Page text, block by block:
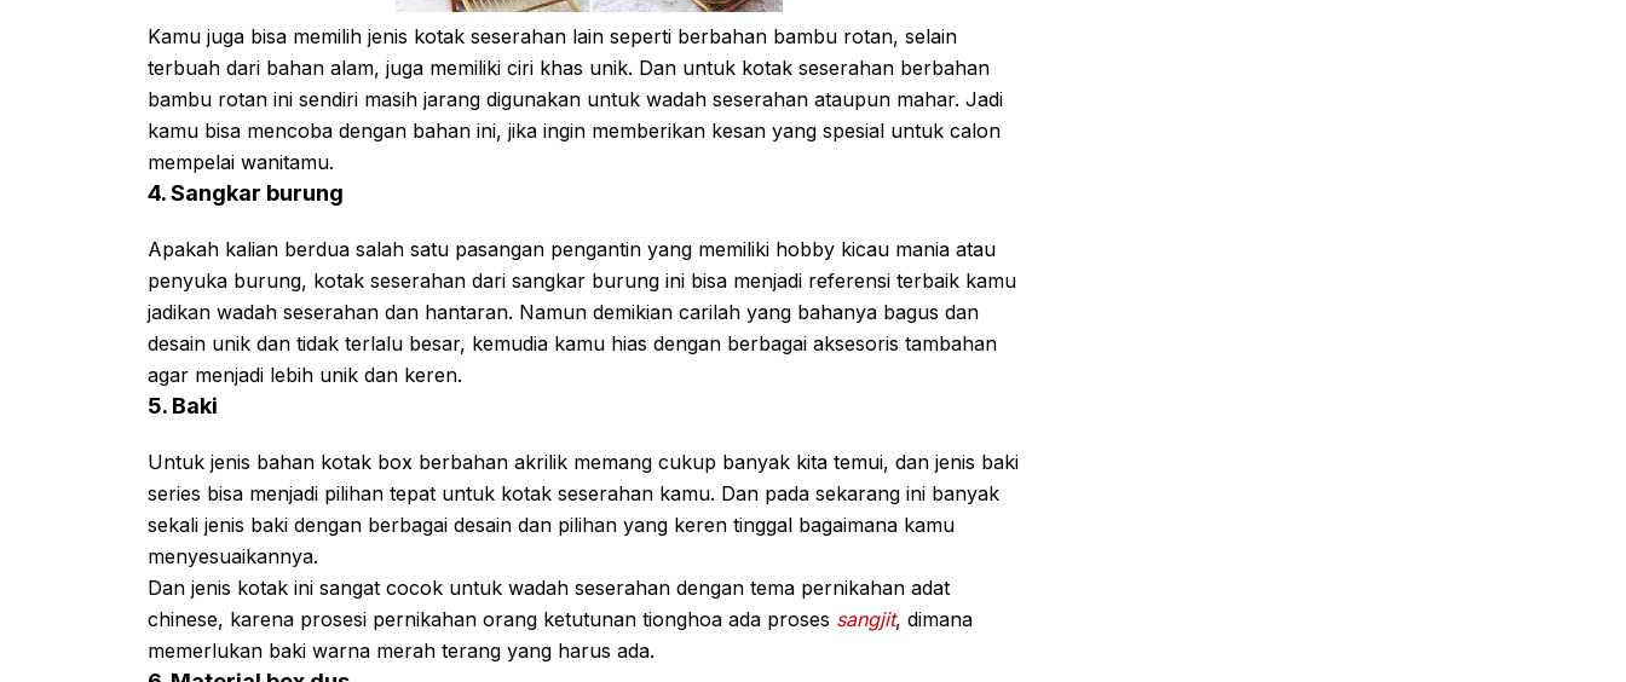
Kamu juga bisa memilih jenis kotak seserahan lain seperti berbahan bambu rotan, selain
terbuah dari bahan alam, juga memiliki ciri khas unik. Dan untuk kotak seserahan berbahan
bambu rotan ini sendiri masih jarang digunakan untuk wadah seserahan ataupun mahar. Jadi
kamu bisa mencoba dengan bahan ini, jika ingin memberikan kesan yang spesial untuk calon
mempelai wanitamu.
4. Sangkar burung
Apakah kalian berdua salah satu pasangan pengantin yang memiliki hobby kicau mania atau
penyuka burung, kotak seserahan dari sangkar burung ini bisa menjadi referensi terbaik kamu
jadikan wadah seserahan dan hantaran. Namun demikian carilah yang bahanya bagus dan
desain unik dan tidak terlalu besar, kemudia kamu hias dengan berbagai aksesoris tambahan
agar menjadi lebih unik dan keren.
5. Baki
Untuk jenis bahan kotak box berbahan akrilik memang cukup banyak kita temui, dan jenis baki
series bisa menjadi pilihan tepat untuk kotak seserahan kamu. Dan pada sekarang ini banyak
sekali jenis baki dengan berbagai desain dan pilihan yang keren tinggal bagaimana kamu
menyesuaikannya.
Dan jenis kotak ini sangat cocok untuk wadah seserahan dengan tema pernikahan adat
chinese, karena prosesi pernikahan orang ketutunan tionghoa ada proses sangjit, dimana
memerlukan baki warna merah terang yang harus ada.